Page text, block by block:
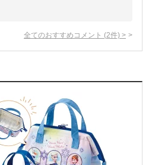
全てのおすすめコメント (2件) >